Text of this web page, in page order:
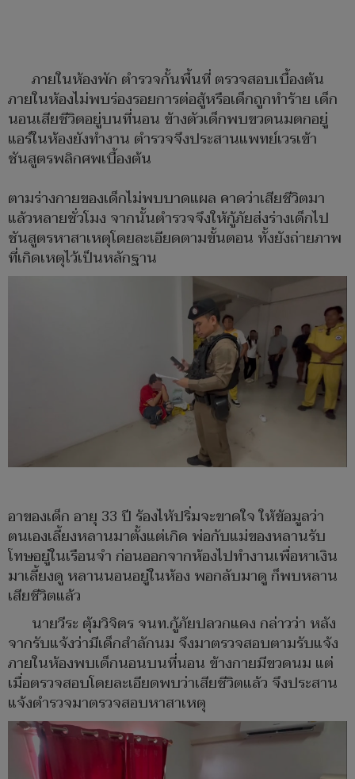
ภายในห้องพัก ตำรวจกั้นพื้นที่ ตรวจสอบเบื้องต้น
ภายในห้องไม่พบร่องรอยการต่อสู้หรือเด็กถูกทำร้าย เด็ก
นอนเสียชีวิตอยู่บนที่นอน ข้างตัวเด็กพบขวดนมตกอยู่
แอร์ในห้องยังทำงาน ตำรวจจึงประสานแพทย์เวรเข้า
ชันสูตรพลิกศพเบื้องต้น
ตามร่างกายของเด็กไม่พบบาดแผล คาดว่าเสียชีวิตมา
แล้วหลายชั่วโมง จากนั้นตำรวจจึงให้กู้ภัยส่งร่างเด็กไป
ชันสูตรหาสาเหตุโดยละเอียดตามขั้นตอน ทั้งยังถ่ายภาพ
ที่เกิดเหตุไว้เป็นหลักฐาน
อาของเด็ก อายุ 33 ปี ร้องไห้ปริ่มจะขาดใจ ให้ข้อมูลว่า
ตนเองเลี้ยงหลานมาตั้งแต่เกิด พ่อกับแม่ของหลานรับ
โทษอยู่ในเรือนจำ ก่อนออกจากห้องไปทำงานเพื่อหาเงิน
มาเลี้ยงดู หลานนอนอยู่ในห้อง พอกลับมาดู ก็พบหลาน
เสียชีวิตแล้ว
นายวีระ ตุ้มวิจิตร จนท.กู้ภัยปลวกแดง กล่าวว่า หลัง
จากรับแจ้งว่ามีเด็กสำลักนม จึงมาตรวจสอบตามรับแจ้ง
ภายในห้องพบเด็กนอนบนที่นอน ข้างกายมีขวดนม แต่
เมื่อตรวจสอบโดยละเอียดพบว่าเสียชีวิตแล้ว จึงประสาน
แจ้งตำรวจมาตรวจสอบหาสาเหตุ